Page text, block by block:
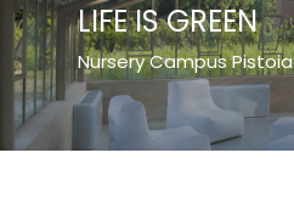
LIFE IS GREEN
Nursery Campus Pistoia